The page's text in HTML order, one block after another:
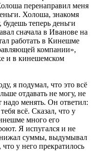
перенаправил меня
Холоша, знакомя
теперь деньги
сначала в Иванове на
работать в Кинешме
компании»,
и в кинешемском
я подумал, что это всё
отдавать не могу, не
надо менять. Он ответил:
всё. Сказал, что у
много его
Я испугался и не
суммы, выдумывал
у него прекратилось